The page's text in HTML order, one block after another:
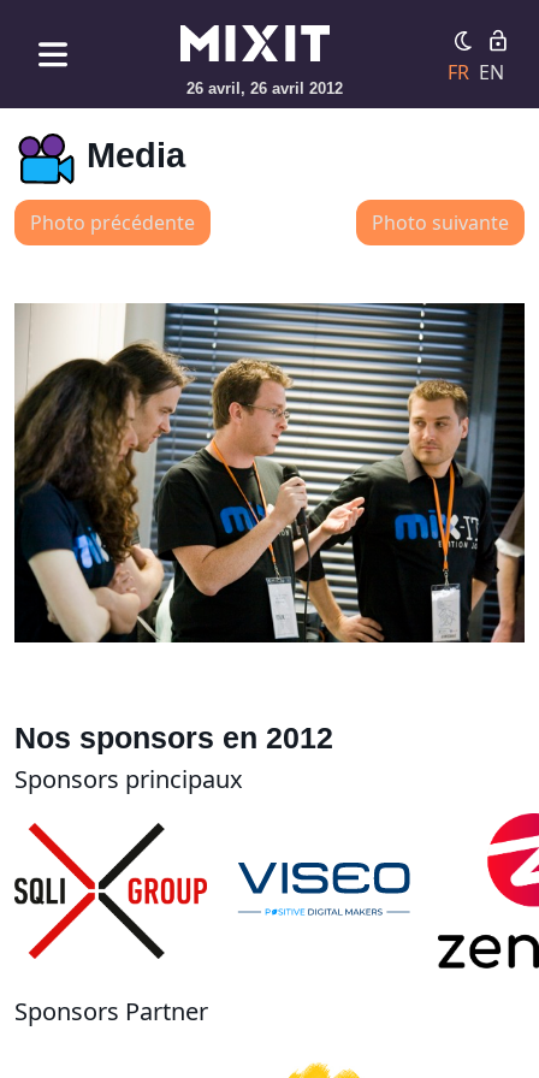
26 avril, 26 avril 2012
FR EN
Media
Photo précédente Photo suivante
Nos sponsors en 2012
Sponsors principaux
Sponsors Partner